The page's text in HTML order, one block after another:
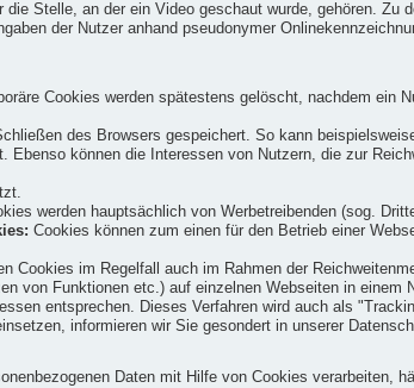
Stelle, an der ein Video geschaut wurde, gehören. Zu
der Nutzer anhand pseudonymer
Cookies werden spätestens gelöscht, nachdem ein
des Browsers gespeichert. So kann
können die Interessen von Nutzern, die zur
werden hauptsächlich von Werbetreibenden (sog.
Cookies können zum einen für den Betrieb einer
Cookies im Regelfall auch im Rahmen der
von Funktionen etc.) auf einzelnen Webseiten in einem
entsprechen. Dieses Verfahren wird auch als
informieren wir Sie gesondert in unserer
Daten mit Hilfe von Cookies verarbeiten,